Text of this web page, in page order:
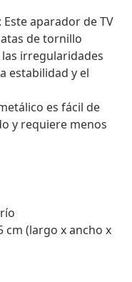
aparador de TV
de tornillo
irregularidades
estabilidad y el
es fácil de
y requiere menos
cm (largo x ancho x